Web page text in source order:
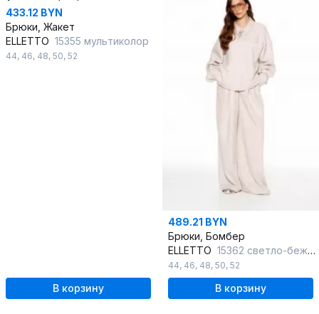
433.12 BYN
Брюки, Жакет
ELLETTO 15355 мультиколор
44, 46, 48, 50, 52
В корзину
489.21 BYN
Брюки, Бомбер
ELLETTO 15362 светло-бежевый
44, 46, 48, 50, 52
В корзину